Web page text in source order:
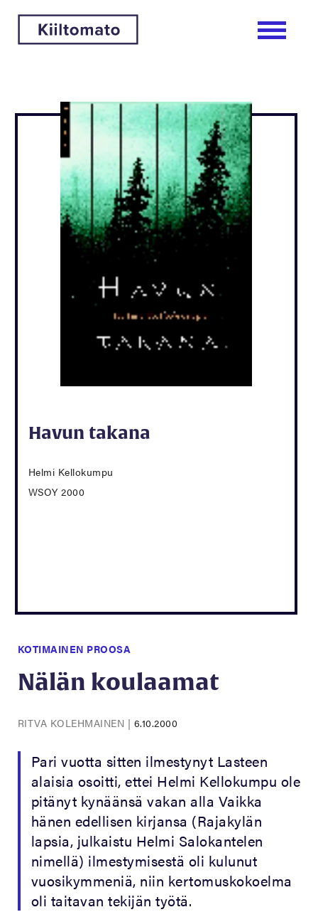
Havun takana
Helmi Kellokumpu
WSOY 2000
KOTIMAINEN PROOSA
Nälän koulaamat
RITVA KOLEHMAINEN | 6.10.2000
Pari vuotta sitten ilmestynyt Lasteen
alaisia osoitti, ettei Helmi Kellokumpu ole
pitänyt kynäänsä vakan alla Vaikka
hänen edellisen kirjansa (Rajakylän
lapsia, julkaistu Helmi Salokantelen
nimellä) ilmestymisestä oli kulunut
vuosikymmeniä, niin kertomuskokoelma
oli taitavan tekijän työtä.